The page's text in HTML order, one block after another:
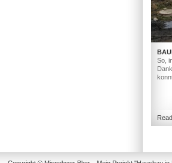
So,